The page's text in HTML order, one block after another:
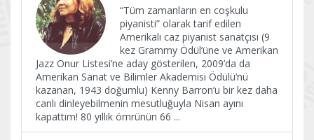
“Tüm zamanların en coşkulu
piyanisti” olarak tarif edilen
Amerikalı caz piyanist sanatçısı (9
kez Grammy Ödül’üne ve Amerikan
Jazz Onur Listesi’ne aday gösterilen, 2009’da da
Amerikan Sanat ve Bilimler Akademisi Ödülü’nü
kazanan, 1943 doğumlu) Kenny Barron’u bir kez daha
canlı dinleyebilmenin mesutluğuyla Nisan ayını
kapattım! 80 yıllık ömrünün 66 ...